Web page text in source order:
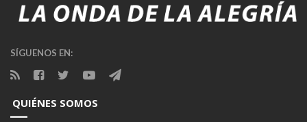
SÍGUENOS EN:
QUIÉNES SOMOS